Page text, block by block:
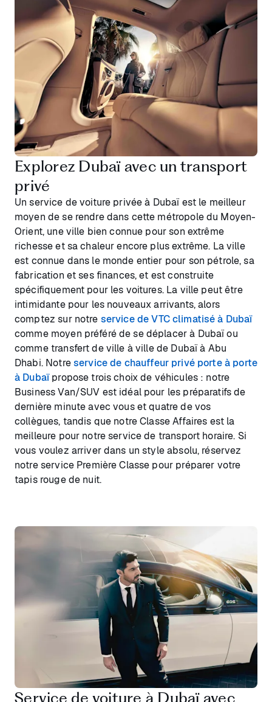
Explorez Dubaï avec un transport
privé
Un service de voiture privée à Dubaï est le meilleur
moyen de se rendre dans cette métropole du Moyen-
Orient, une ville bien connue pour son extrême
richesse et sa chaleur encore plus extrême. La ville
est connue dans le monde entier pour son pétrole, sa
fabrication et ses finances, et est construite
spécifiquement pour les voitures. La ville peut être
intimidante pour les nouveaux arrivants, alors
comptez sur notre service de VTC climatisé à Dubaï
comme moyen préféré de se déplacer à Dubaï ou
comme transfert de ville à ville de Dubaï à Abu
Dhabi. Notreservice de chauffeur privé porte à porte
à Dubaïpropose trois choix de véhicules : notre
Business Van/SUV est idéal pour les préparatifs de
dernière minute avec vous et quatre de vos
collègues, tandis que notre Classe Affaires est la
meilleure pour notre service de transport horaire. Si
vous voulez arriver dans un style absolu, réservez
notre service Première Classe pour préparer votre
tapis rouge de nuit.
Service de voiture à Dubaï avec